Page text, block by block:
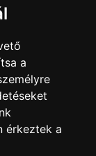
a
érkeztek a